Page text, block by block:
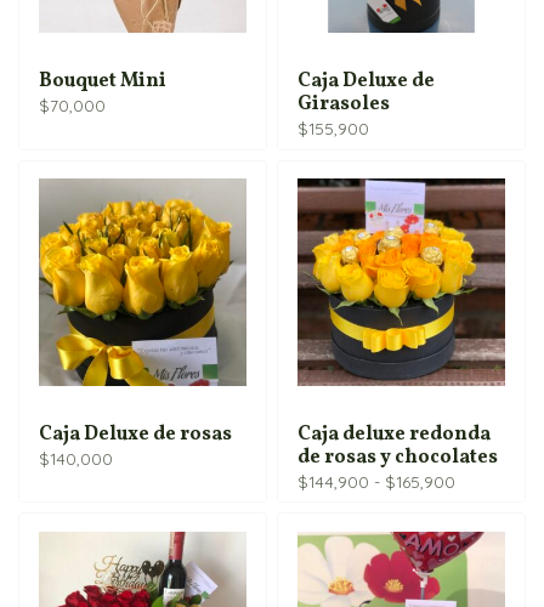
Bouquet Mini
$70,000
Caja Deluxe de
Girasoles
$155,900
Caja Deluxe de rosas
$140,000
Caja deluxe redonda
de rosas y chocolates
$144,900 - $165,900
precios:
desde
hasta